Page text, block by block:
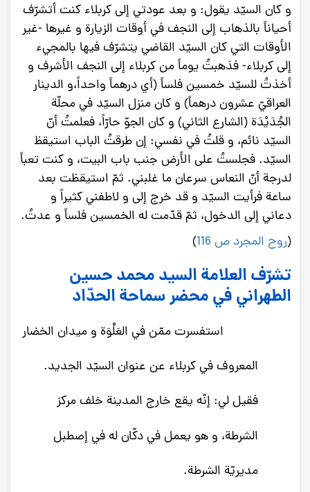
و كان السيّد يقول: و بعد عودتي إلى كربلاء كنت أتشرّف
أحياناً بالذهاب إلى النجف في أوقات الزيارة و غيرها -غير
الأوقات التي كان السيّد القاضي يتشرّف فيها بالمجي‌ء
إلى كربلاء- فذهبتُ يوماً من كربلاء إلى النجف الأشرف و
أخذتُ للسيّد خمسين فلساً (أي درهماً واحداً،و الدينار
العراقيّ عشرون درهماً) و كان منزل السيّد في محلّة
الجُدَيْدَة (الشارع الثاني) و كان الجوّ حارّاً، فعلمتُ أنّ
السيّد نائم، و قلتُ في نفسي: إن طرقتُ الباب استيقظ
السيّد. فجلستُ على الأرض جنب باب البيت، و كنت تعباً
لدرجة أنّ النعاس سرعان ما غلبني. ثمّ استيقظت بعد
ساعة فرأيت السيّد و قد خرج إلى و لاطفني كثيراً و
دعاني إلى الدخول، ثمّ قدّمت له الخمسين فلساً و عدتُ.
(روح المجرد ص 116 )
تشرّف العلامة السيد محمد حسين
الطهراني في محضر سماحة الحدّاد
استفسرت ممّن في العَلْوَة و ميدان الخضار
المعروف في كربلاء عن عنوان السيّد الجديد.
فقيل لي: إنّه يقع خارج المدينة خلف مركز
الشرطة، و هو يعمل في دكّان له في إصطبل
مديريّة الشرطة.